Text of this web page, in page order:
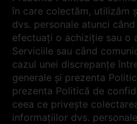
în care colectăm, utilizăm
dvs. personale atunci
efectuați o achiziție sau o
Serviciile sau când
cazul unei discrepanțe
generale și prezenta
prezenta Politică de
ceea ce privește
informațiilor dvs.